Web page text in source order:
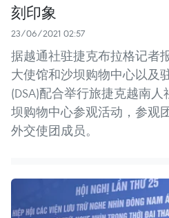
刻印象
23/06/2021 02:57
据越通社驻捷克布拉格记者
大使馆和沙坝购物中心以及
(DSA)配合举行旅捷克越南
坝购物中心参观活动，参观
外交使团成员。